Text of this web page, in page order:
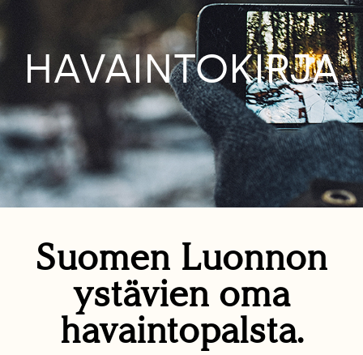
HAVAINTOKIRJA
Suomen Luonnon
ystävien oma
havaintopalsta.